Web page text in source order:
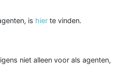
is hier te vinden.
niet alleen voor als agenten,